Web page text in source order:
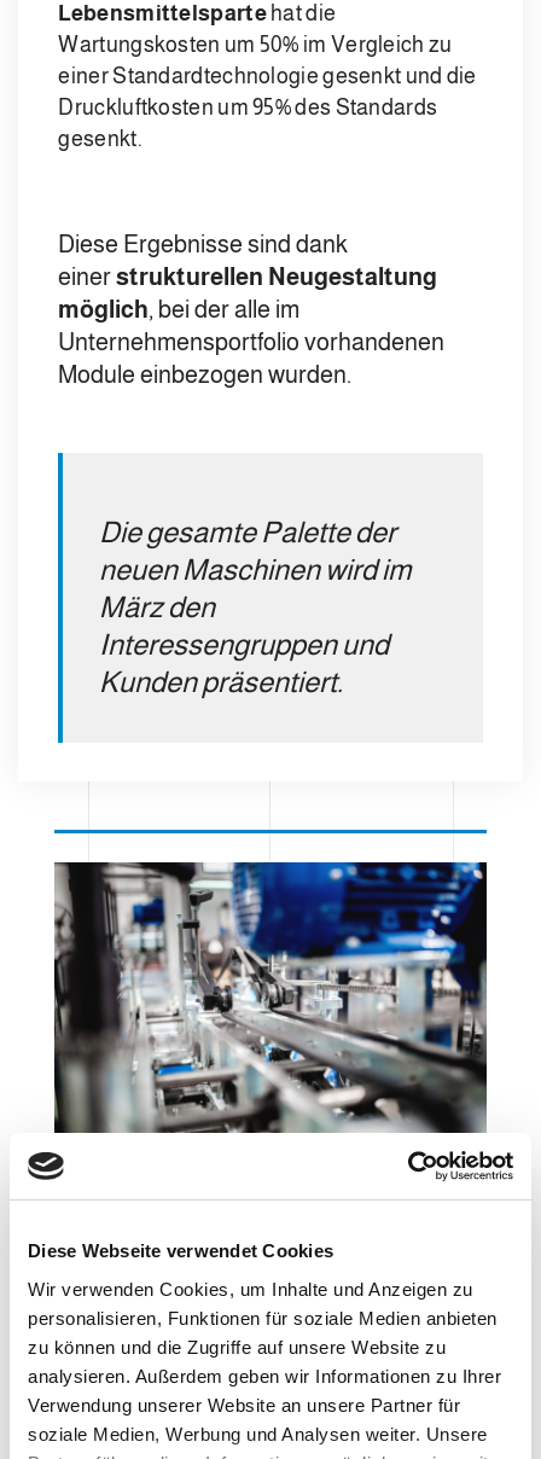
Diese Webseite verwendet Cookies
Wir verwenden Cookies, um Inhalte und Anzeigen zu
personalisieren, Funktionen für soziale Medien anbieten
zu können und die Zugriffe auf unsere Website zu
analysieren. Außerdem geben wir Informationen zu Ihrer
Verwendung unserer Website an unsere Partner für
soziale Medien, Werbung und Analysen weiter. Unsere
Lebensmittelspartehat die
Wartungskosten um 50% im Vergleich zu
einer Standardtechnologie gesenkt und die
Druckluftkosten um 95% des Standards
gesenkt.
Diese Ergebnisse sind dank
einerstrukturellen Neugestaltung
möglich, bei der alle im
Unternehmensportfolio vorhandenen
Module einbezogen wurden.
Die gesamte Palette der
neuen Maschinen wird im
März den
Interessengruppen und
Kunden präsentiert.